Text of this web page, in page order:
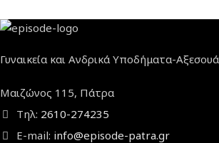
Γυναικεία και Ανδρικά Υποδήματα-
Μαιζώνος 115, Πάτρα
Τηλ: 2610-274235
E-mail: info@episode-patra.gr